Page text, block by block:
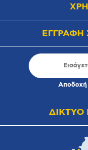
ΕΓΓΡΑΦΗ
Αποδοχή